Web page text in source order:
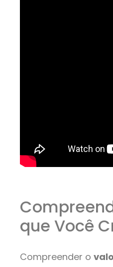
que Você
Compreender o